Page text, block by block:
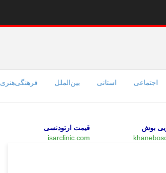
اجتماعی استانی بین‌الملل فرهنگی‌هنری
بوش
قیمت ارتودنسی
isarclinic.com